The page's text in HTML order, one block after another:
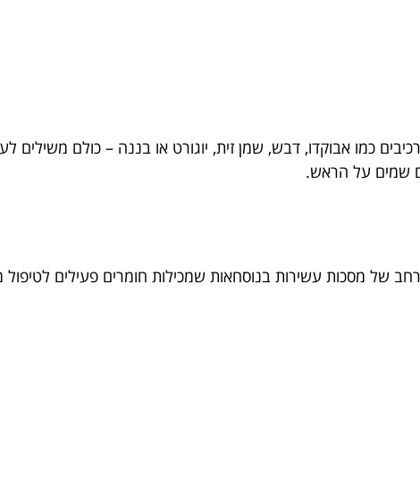
כמו אבוקדו, דבש, שמן זית, יוגורט או בננה – כולם משילים
שמים על הראש.
של מסכות עשירות בנוסחאות שמכילות חומרים פעילים לטיפול